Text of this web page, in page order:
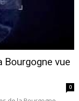
Bourgogne vue
0